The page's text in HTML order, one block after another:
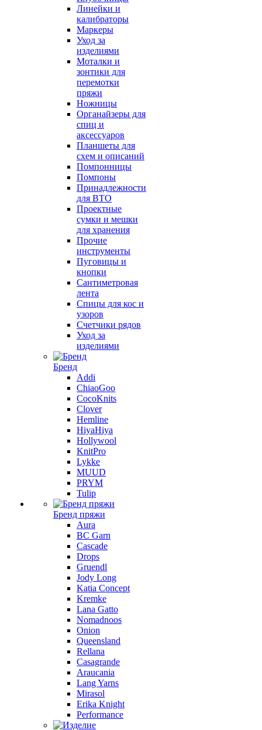
Линейки и
калибраторы
Маркеры
Уход за
изделиями
Моталки и
зонтики для
перемотки
пряжи
Ножницы
Органайзеры для
спиц и
аксессуаров
Планшеты для
схем и описаний
Помпонницы
Помпоны
Принадлежности
для ВТО
Проектные
сумки и мешки
для хранения
Прочие
инструменты
Пуговицы и
кнопки
Сантиметровая
лента
Спицы для кос и
узоров
Счетчики рядов
Уход за
изделиями
Бренд
Addi
ChiaoGoo
CocoKnits
Clover
Hemline
HiyaHiya
Hollywool
KnitPro
Lykke
MUUD
PRYM
Tulip
Бренд пряжи
Aura
BC Garn
Cascade
Drops
Gruendl
Jody Long
Katia Concept
Kremke
Lana Gatto
Nomadnoos
Onion
Queensland
Rellana
Casagrande
Araucania
Lang Yarns
Mirasol
Erika Knight
Performance